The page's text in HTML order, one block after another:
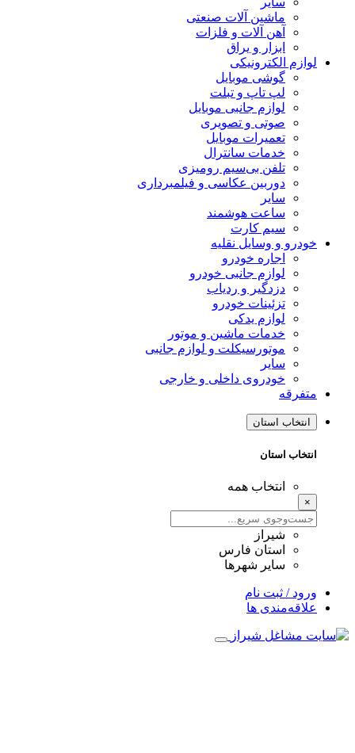
ماشین آلات صنعتی
آهن آلات و فلزات
ابزار و یراق
لوازم الکترونیکی
گوشی موبایل
لپ تاپ و تبلت
لوازم جانبی موبایل
صوتی و تصویری
تعمیرات موبایل
خدمات سانترال
تلفن بی‌سیم رومیزی
دوربین عکاسی و فیلمبرداری
سایر
ساعت هوشمند
سیم کارت
خودرو و وسایل نقلیه
اجاره خودرو
لوازم جانبی خودرو
دزدگیر و ردیاب
تزئینات خودرو
لوازم یدکی
خدمات ماشین و موتور
موتورسیکلت و لوازم جانبی
سایر
خودروی داخلی و خارجی
متفرقه
انتخاب استان
انتخاب استان
انتخاب همه
×
شیراز
استان فارس
سایر شهرها
ورود / ثبت نام
علاقه‌مندی ها